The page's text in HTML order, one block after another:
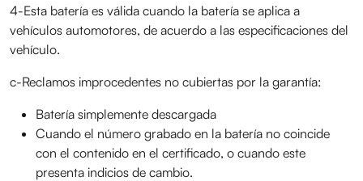
4-Esta batería es válida cuando la batería se aplica a
vehículos automotores, de acuerdo a las especificaciones del
vehículo.
c-Reclamos improcedentes no cubiertas por la garantía:
Batería simplemente descargada
Cuando el número grabado en la batería no coincide
con el contenido en el certificado, o cuando este
presenta indicios de cambio.